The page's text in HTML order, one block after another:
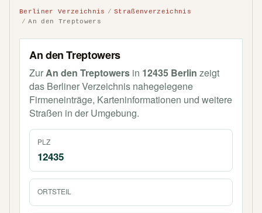
Berliner Verzeichnis
Straßenverzeichnis
An den Treptowers
An den Treptowers
ZurAn den Treptowers in 12435 Berlin zeigt
das Berliner Verzeichnis nahegelegene
Firmeneinträge, Karteninformationen und weitere
Straßen in der Umgebung.
PLZ
12435
ORTSTEIL